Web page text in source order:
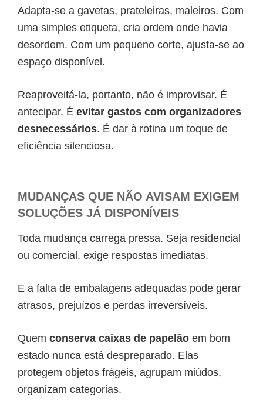
Adapta-se a gavetas, prateleiras, maleiros. Com
uma simples etiqueta, cria ordem onde havia
desordem. Com um pequeno corte, ajusta-se ao
espaço disponível.
Reaproveitá-la, portanto, não é improvisar. É
antecipar. É evitar gastos com organizadores
desnecessários. É dar à rotina um toque de
eficiência silenciosa.
MUDANÇAS QUE NÃO AVISAM EXIGEM
SOLUÇÕES JÁ DISPONÍVEIS
Toda mudança carrega pressa. Seja residencial
ou comercial, exige respostas imediatas.
E a falta de embalagens adequadas pode gerar
atrasos, prejuízos e perdas irreversíveis.
Quem conserva caixas de papelão em bom
estado nunca está despreparado. Elas
protegem objetos frágeis, agrupam miúdos,
organizam categorias.